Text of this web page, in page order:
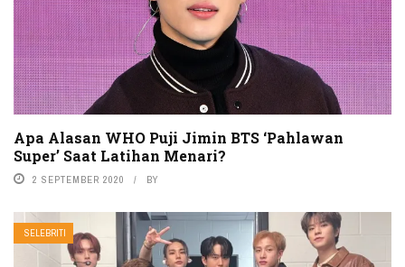
Apa Alasan WHO Puji Jimin BTS ‘Pahlawan
Super’ Saat Latihan Menari?
2 SEPTEMBER 2020 BY
SELEBRITI